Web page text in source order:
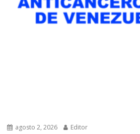
agosto 2, 2026 Editor